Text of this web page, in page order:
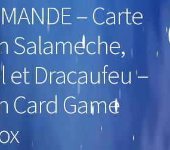
– Carte
Salameche,
et Dracaufeu –
Card Game